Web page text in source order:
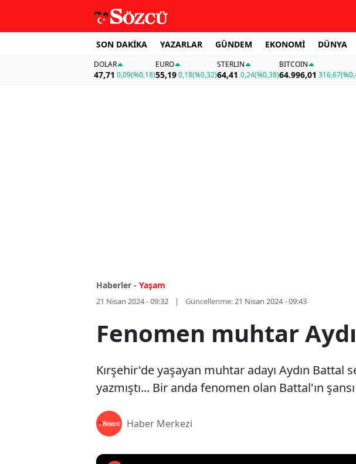
SON DAKİKA YAZARLAR GÜNDEM EKONOMİ DÜNYA
DOLAR
47,71 0,09(%0,18)
EURO
55,19 0,18(%0,32)
STERLIN
64,41 0,24(%0,38)
BITCOIN
64.996,01 316,67
Haberler - Yaşam
21 Nisan 2024 - 09:32 Güncellenme:21 Nisan 2024 - 09:43
Fenomen muhtar
Kırşehir'de yaşayan muhtar adayı Aydın
yazmıştı... Bir anda fenomen olan Battal'ın
Haber Merkezi